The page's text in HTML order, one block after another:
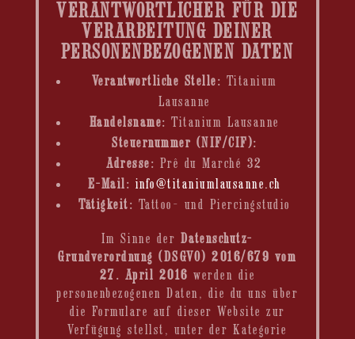
VERANTWORTLICHER FÜR DIE
VERARBEITUNG DEINER
PERSONENBEZOGENEN DATEN
Verantwortliche Stelle: Titanium
Lausanne
Handelsname: Titanium Lausanne
Steuernummer (NIF/CIF):
Adresse: Prê du Marché 32
E-Mail: info@titaniumlausanne.ch
Tätigkeit: Tattoo- und Piercingstudio
Im Sinne der Datenschutz-
Grundverordnung (DSGVO) 2016/679 vom
27. April 2016 werden die
personenbezogenen Daten, die du uns über
die Formulare auf dieser Website zur
Verfügung stellst, unter der Kategorie